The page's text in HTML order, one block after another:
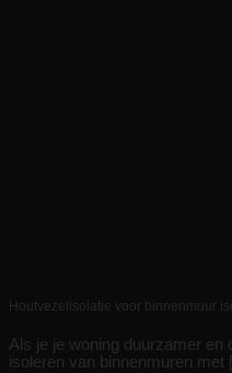
Houtvezelisolatie voor binnenmuur
Als je je woning duurzamer
isoleren van binnenmuren met